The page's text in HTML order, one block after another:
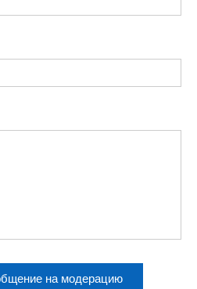
на модерацию